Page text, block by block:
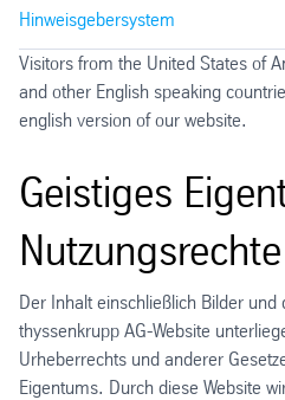
Hinweisgebersystem
Visitors from the United States of
and other English speaking
english version of our website.
Geistiges
Nutzungsrechte
Der Inhalt einschließlich Bilder und
thyssenkrupp AG-Website
Urheberrechts und anderer
Eigentums. Durch diese Website